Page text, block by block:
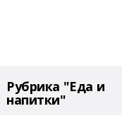
Рубрика "Еда и
напитки"